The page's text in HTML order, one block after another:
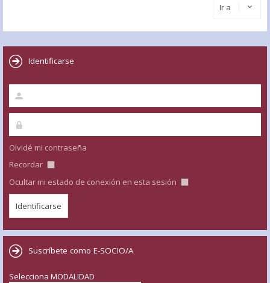
Ir a
Identificarse
Olvidé mi contraseña
Recordar
Ocultar mi estado de conexión en esta sesión
Suscríbete como E-SOCIO/A
Selecciona MODALIDAD